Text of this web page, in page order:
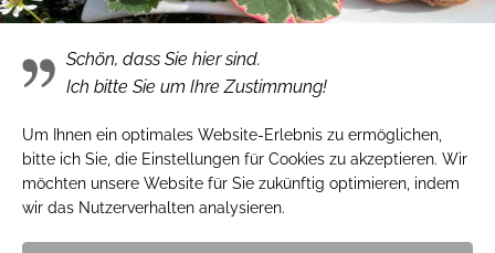
Watzinger an.
Schön, dass Sie hier sind.
Ich bitte Sie um Ihre Zustimmung!
Um Ihnen ein optimales Website-Erlebnis zu ermöglichen,
bitte ich Sie, die Einstellungen für Cookies zu akzeptieren. Wir
möchten unsere Website für Sie zukünftig optimieren, indem
wir das Nutzerverhalten analysieren.